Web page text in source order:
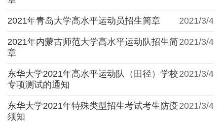
2021/3/4
2021年青岛大学高水平运动员招生简章
2021/3/4
2021年内蒙古师范大学高水平运动队招生简
章
2021/3/4
东华大学2021年高水平运动队（田径）学校
专项测试的通知
2021/3/4
东华大学2021年特殊类型招生考试考生防疫
须知